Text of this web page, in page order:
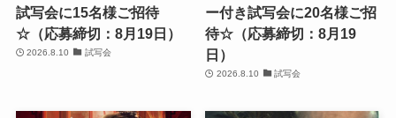
試写会に15名様ご招待
☆（応募締切：8月19日）
2026.8.10 試写会
ー付き試写会に20名様ご招
待☆（応募締切：8月19
日）
2026.8.10 試写会